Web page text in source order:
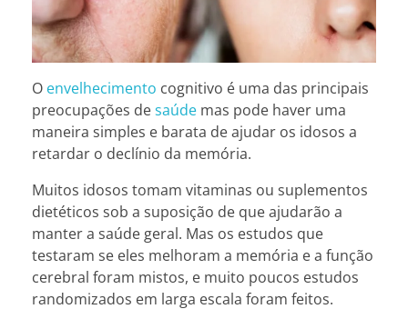
O envelhecimento cognitivo é uma das principais
preocupações desaúde mas pode haver uma
maneira simples e barata de ajudar os idosos a
retardar o declínio da memória.
Muitos idosos tomam vitaminas ou suplementos
dietéticos sob a suposição de que ajudarão a
manter a saúde geral. Mas os estudos que
testaram se eles melhoram a memória e a função
cerebral foram mistos, e muito poucos estudos
randomizados em larga escala foram feitos.